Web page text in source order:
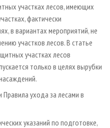
участках лесов, имеющих
фактически
в вариантах мероприятий, не
участков лесов. В статье
участках лесов
только в целях вырубки
ухода за лесами в
указаний по подготовке,